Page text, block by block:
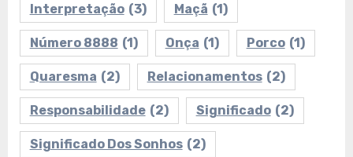
Interpretação (3) Maçã (1)
Número 8888 (1) Onça (1) Porco (1)
Quaresma (2) Relacionamentos (2)
Responsabilidade (2) Significado (2)
Significado Dos Sonhos (2)